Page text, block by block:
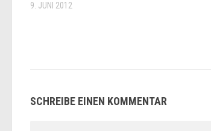
9. JUNI 2012
SCHREIBE EINEN KOMMENTAR